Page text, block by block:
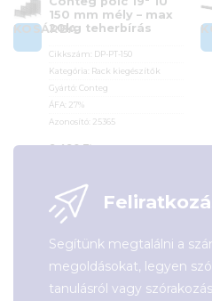
KOSÁRBA
150 mm mély – max
20kg teherbírás
Cikkszám: DP-PT-150
Kategória: Rack kiegészítők
Gyártó:Conteg
ÁFA: 27%
Azonosító: 25365
8 490Ft
Segítünk megtalálni a
megoldásokat, legyen
tanulásról vagy